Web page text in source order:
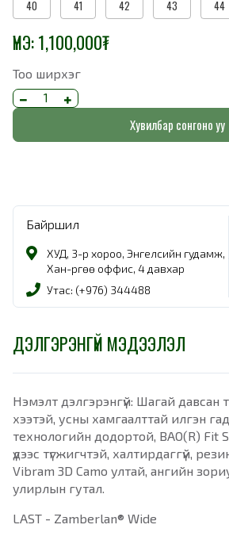
40 41 42 43 44
ҮНЭ:1,100,000₮
Тоо ширхэг
Хувилбар сонгоно уу
Байршил
ХУД, 3-р хороо, Энгелсийн гудамж,
Хан-Өргөө оффис, 4 давхар
Утас: (+976) 344488
ДЭЛГЭРЭНГҮЙ МЭДЭЭЛЭЛ
Нэмэлт дэлгэрэнгүй: Шагай давсан
хээтэй, усны хамгаалттай илгэн
технологийн додортой, BAO(R) Fit
үдээс түгжигчтэй, халтирдаггүй,
Vibram 3D Camo ултай, ангийн
улирлын гутал.
LAST - Zamberlan® Wide